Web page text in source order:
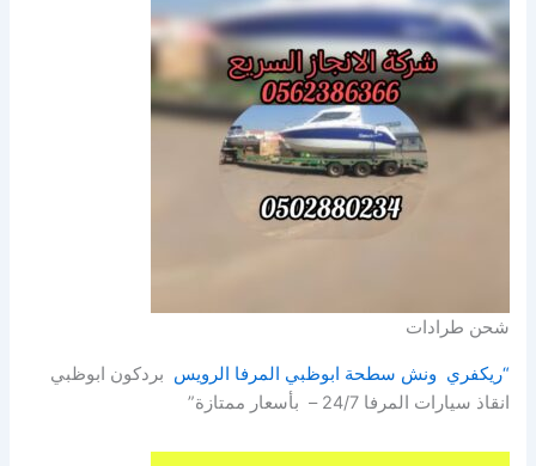
شحن طرادات
“ريكفري ونش سطحة ابوظبي المرفا الرويس بردكون ابوظبي
انقاذ سيارات المرفا 24/7 – بأسعار ممتازة”